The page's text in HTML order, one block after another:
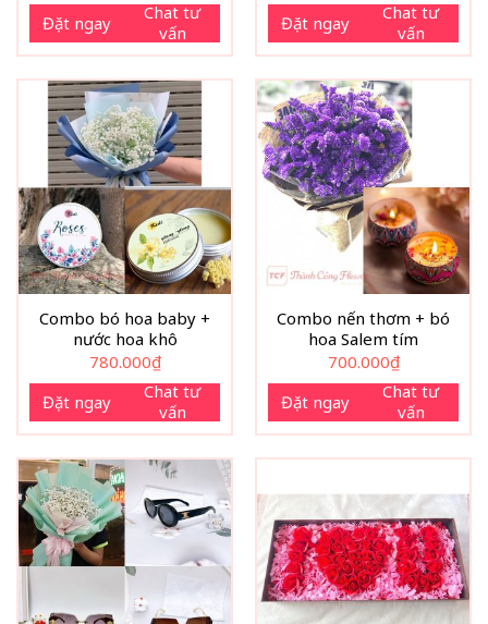
Đặt ngay
Chat tư
vấn
Đặt ngay
Chat tư
vấn
Combo bó hoa baby +
nước hoa khô
780.000₫
Đặt ngay
Chat tư
vấn
Combo nến thơm + bó
hoa Salem tím
700.000₫
Đặt ngay
Chat tư
vấn